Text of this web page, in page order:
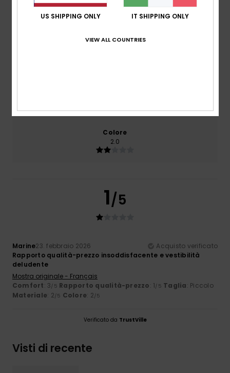
Comfort
Colore
2.0
1/5
Marine23. febbraio 2026
Acquisto verificato
Rapporto qualità-prezzo insoddisfacente e vestibilità
deludente
Mostra originale - Français
Comfort: 3/5 Rapporto qualità-prezzo: 1/5 Taglia: Piccolo
Materiale: 2/5 Colore: 2/5
Verificato da TrustVille
Visti di recente
US SHIPPING ONLY IT SHIPPING ONLY
VIEW ALL COUNTRIES